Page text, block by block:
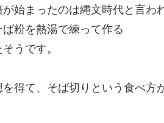
始まったのは縄文時代と言わ
粉を熱湯で練って作る
うです。
得て、そば切りという食べ方